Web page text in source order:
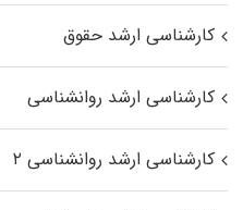
کارشناسی ارشد حقوق
کارشناسی ارشد روانشناسی
کارشناسی ارشد روانشناسی ۲